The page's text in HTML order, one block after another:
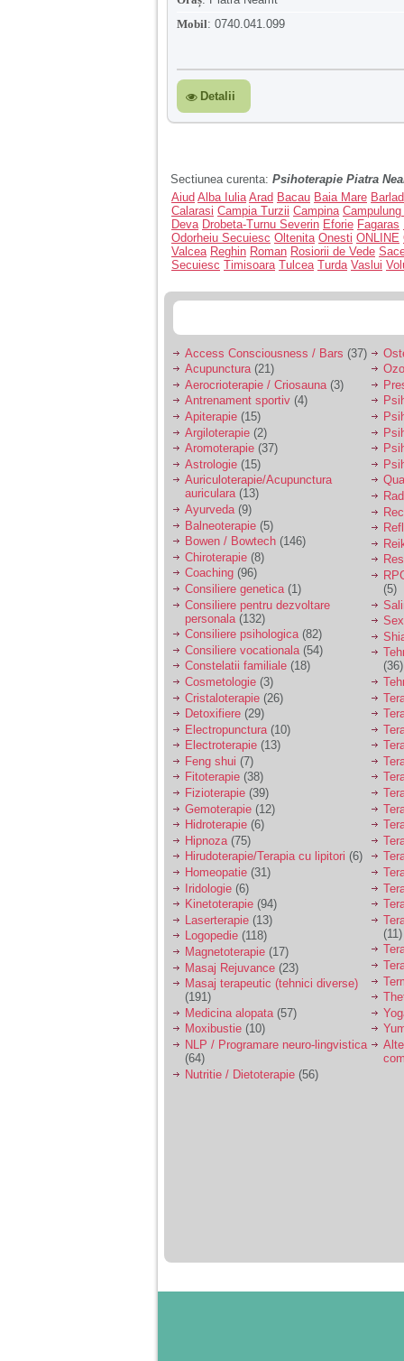
Mobil: 0740.041.099
Detalii
Sectiunea curenta: Psihoterapie Piatra
Aiud Alba Iulia Arad Bacau Baia Mare Barlad
Calarasi Campia Turzii Campina
Deva Drobeta-Turnu Severin Eforie Fagaras
Odorheiu Secuiesc Oltenita Onesti ONLINE
Valcea Reghin Roman Rosiorii de Vede
Secuiesc Timisoara Tulcea Turda Vaslui
Access Consciousness / Bars (37)
Acupunctura(21)
Aerocrioterapie / Criosauna (3)
Antrenament sportiv (4)
Apiterapie (15)
Argiloterapie (2)
Aromoterapie (37)
Astrologie (15)
Auriculoterapie/Acupunctura
auriculara(13)
Ayurveda (9)
Balneoterapie (5)
Bowen / Bowtech (146)
Chiroterapie (8)
Coaching (96)
Consiliere genetica (1)
Consiliere pentru dezvoltare
personala (132)
Consiliere psihologica(82)
Consiliere vocationala (54)
Constelatii familiale (18)
Cosmetologie (3)
Cristaloterapie (26)
Detoxifiere (29)
Electropunctura (10)
Electroterapie (13)
Feng shui (7)
Fitoterapie (38)
Fizioterapie (39)
Gemoterapie (12)
Hidroterapie (6)
Hipnoza (75)
Hirudoterapie/Terapia cu lipitori (6)
Homeopatie (31)
Iridologie (6)
Kinetoterapie (94)
Laserterapie (13)
Logopedie (118)
Magnetoterapie (17)
Masaj Rejuvance (23)
Masaj terapeutic (tehnici diverse)
(191)
Medicina alopata (57)
Moxibustie (10)
NLP / Programare neuro-lingvistica
(64)
Nutritie / Dietoterapie (56)
(5)
(36)
(11)